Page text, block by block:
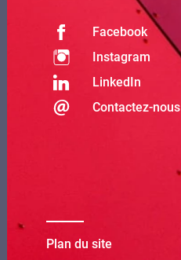
Facebook
Instagram
LinkedIn
Contactez-nous
Plan du site